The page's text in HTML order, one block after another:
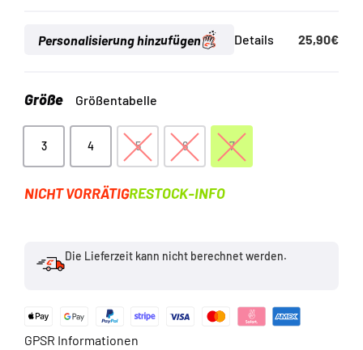
Personalisierung hinzufügen Details 25,90€
Größe Größentabelle
3 4 5
5
6
6
7
7
NICHT VORRÄTIGRESTOCK-INFO
Die Lieferzeit kann nicht berechnet werden.
GPSR Informationen